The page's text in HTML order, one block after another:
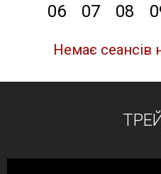
06
07 08
Немає сеансів